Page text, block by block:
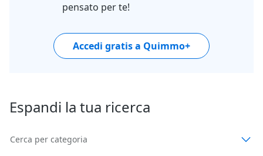
pensato per te!
Accedi gratis a Quimmo+
Espandi la tua ricerca
Cerca per categoria